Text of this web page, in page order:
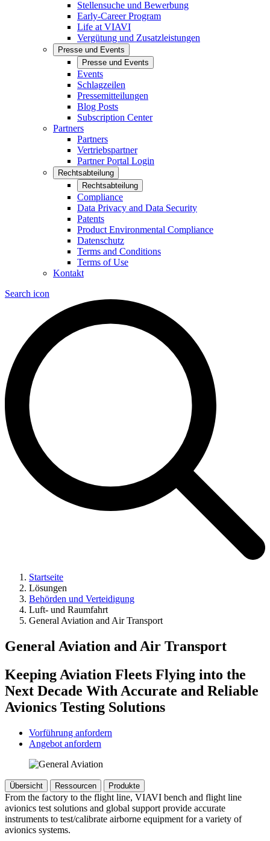
Stellensuche und Bewerbung
Early-Career Program
Life at VIAVI
Vergütung und Zusatzleistungen
Presse und Events
Presse und Events
Events
Schlagzeilen
Pressemitteilungen
Blog Posts
Subscription Center
Partners
Partners
Vertriebspartner
Partner Portal Login
Rechtsabteilung
Rechtsabteilung
Compliance
Data Privacy and Data Security
Patents
Product Environmental Compliance
Datenschutz
Terms and Conditions
Terms of Use
Kontakt
Search icon
Startseite
Lösungen
Behörden und Verteidigung
Luft- und Raumfahrt
General Aviation and Air Transport
General Aviation and Air Transport
Keeping Aviation Fleets Flying into the
Next Decade With Accurate and Reliable
Avionics Testing Solutions
Vorführung anfordern
Angebot anfordern
Übersicht Ressourcen Produkte
From the factory to the flight line, VIAVI bench and flight line
avionics test solutions and global support provide accurate
instruments to test/calibrate airborne equipment for a variety of
avionics systems.